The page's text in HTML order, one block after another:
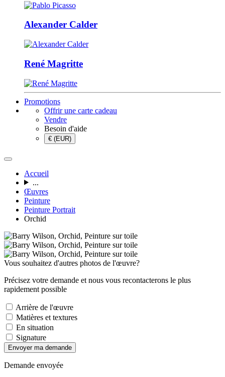
Alexander Calder
René Magritte
Promotions
Offrir une carte cadeau
Vendre
Besoin d'aide
€ (EUR)
Accueil
...
Œuvres
Peinture
Peinture Portrait
Orchid
Vous souhaitez d'autres photos de l'œuvre?
Précisez votre demande et nous vous recontacterons le plus
rapidement possible
Arrière de l'œuvre
Matières et textures
En situation
Signature
Envoyer ma demande
Demande envoyée